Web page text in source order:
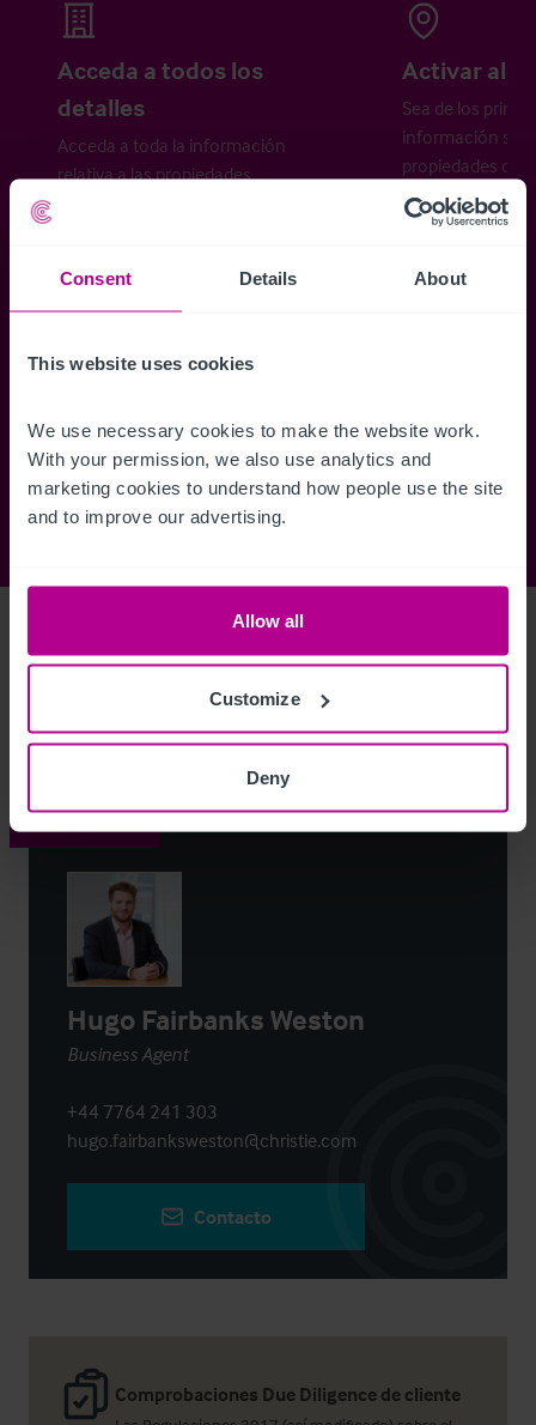
Consent Details About
This website uses cookies
We use necessary cookies to make the website work.
With your permission, we also use analytics and
marketing cookies to understand how people use the site
and to improve our advertising.
Allow all
Customize
Deny
Acceda a todos los
detalles
Acceda a toda la información
relativa a las propiedades
Activar
Sea de los
información
propiedades
cómo desea
Regístrese ahora
to view full details
Comprobaciones Due Diligence de cliente
Contacto
Hugo Fairbanks Weston
Business Agent
+44 7764 241 303
hugo.fairbanksweston@christie.com
Contacto